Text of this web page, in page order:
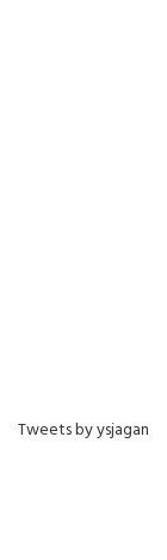
Tweets by ysjagan